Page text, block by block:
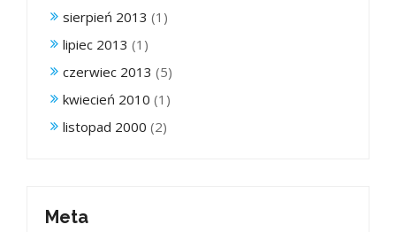
sierpień 2013 (1)
lipiec 2013 (1)
czerwiec 2013 (5)
kwiecień 2010 (1)
listopad 2000 (2)
Meta